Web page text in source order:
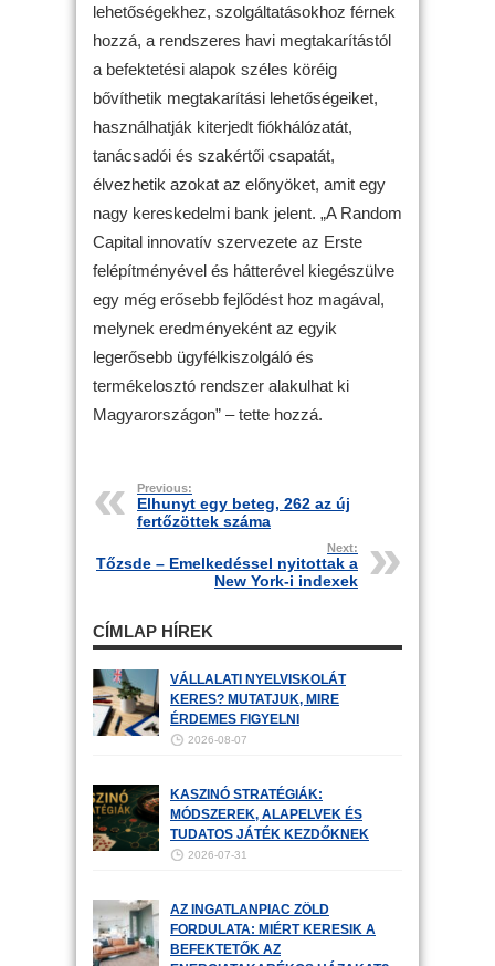
lehetőségekhez, szolgáltatásokhoz férnek
hozzá, a rendszeres havi megtakarítástól
a befektetési alapok széles köréig
bővíthetik megtakarítási lehetőségeiket,
használhatják kiterjedt fiókhálózatát,
tanácsadói és szakértői csapatát,
élvezhetik azokat az előnyöket, amit egy
nagy kereskedelmi bank jelent. „A Random
Capital innovatív szervezete az Erste
felépítményével és hátterével kiegészülve
egy még erősebb fejlődést hoz magával,
melynek eredményeként az egyik
legerősebb ügyfélkiszolgáló és
termékelosztó rendszer alakulhat ki
Magyarországon” – tette hozzá.
Previous:
Elhunyt egy beteg, 262 az új
fertőzöttek száma
Next:
Tőzsde – Emelkedéssel nyitottak a
New York-i indexek
CÍMLAP HÍREK
VÁLLALATI NYELVISKOLÁT
KERES? MUTATJUK, MIRE
ÉRDEMES FIGYELNI
2026-08-07
KASZINÓ STRATÉGIÁK:
MÓDSZEREK, ALAPELVEK ÉS
TUDATOS JÁTÉK KEZDŐKNEK
2026-07-31
AZ INGATLANPIAC ZÖLD
FORDULATA: MIÉRT KERESIK A
BEFEKTETŐK AZ